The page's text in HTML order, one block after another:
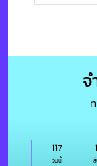
จ
วันนี้
117